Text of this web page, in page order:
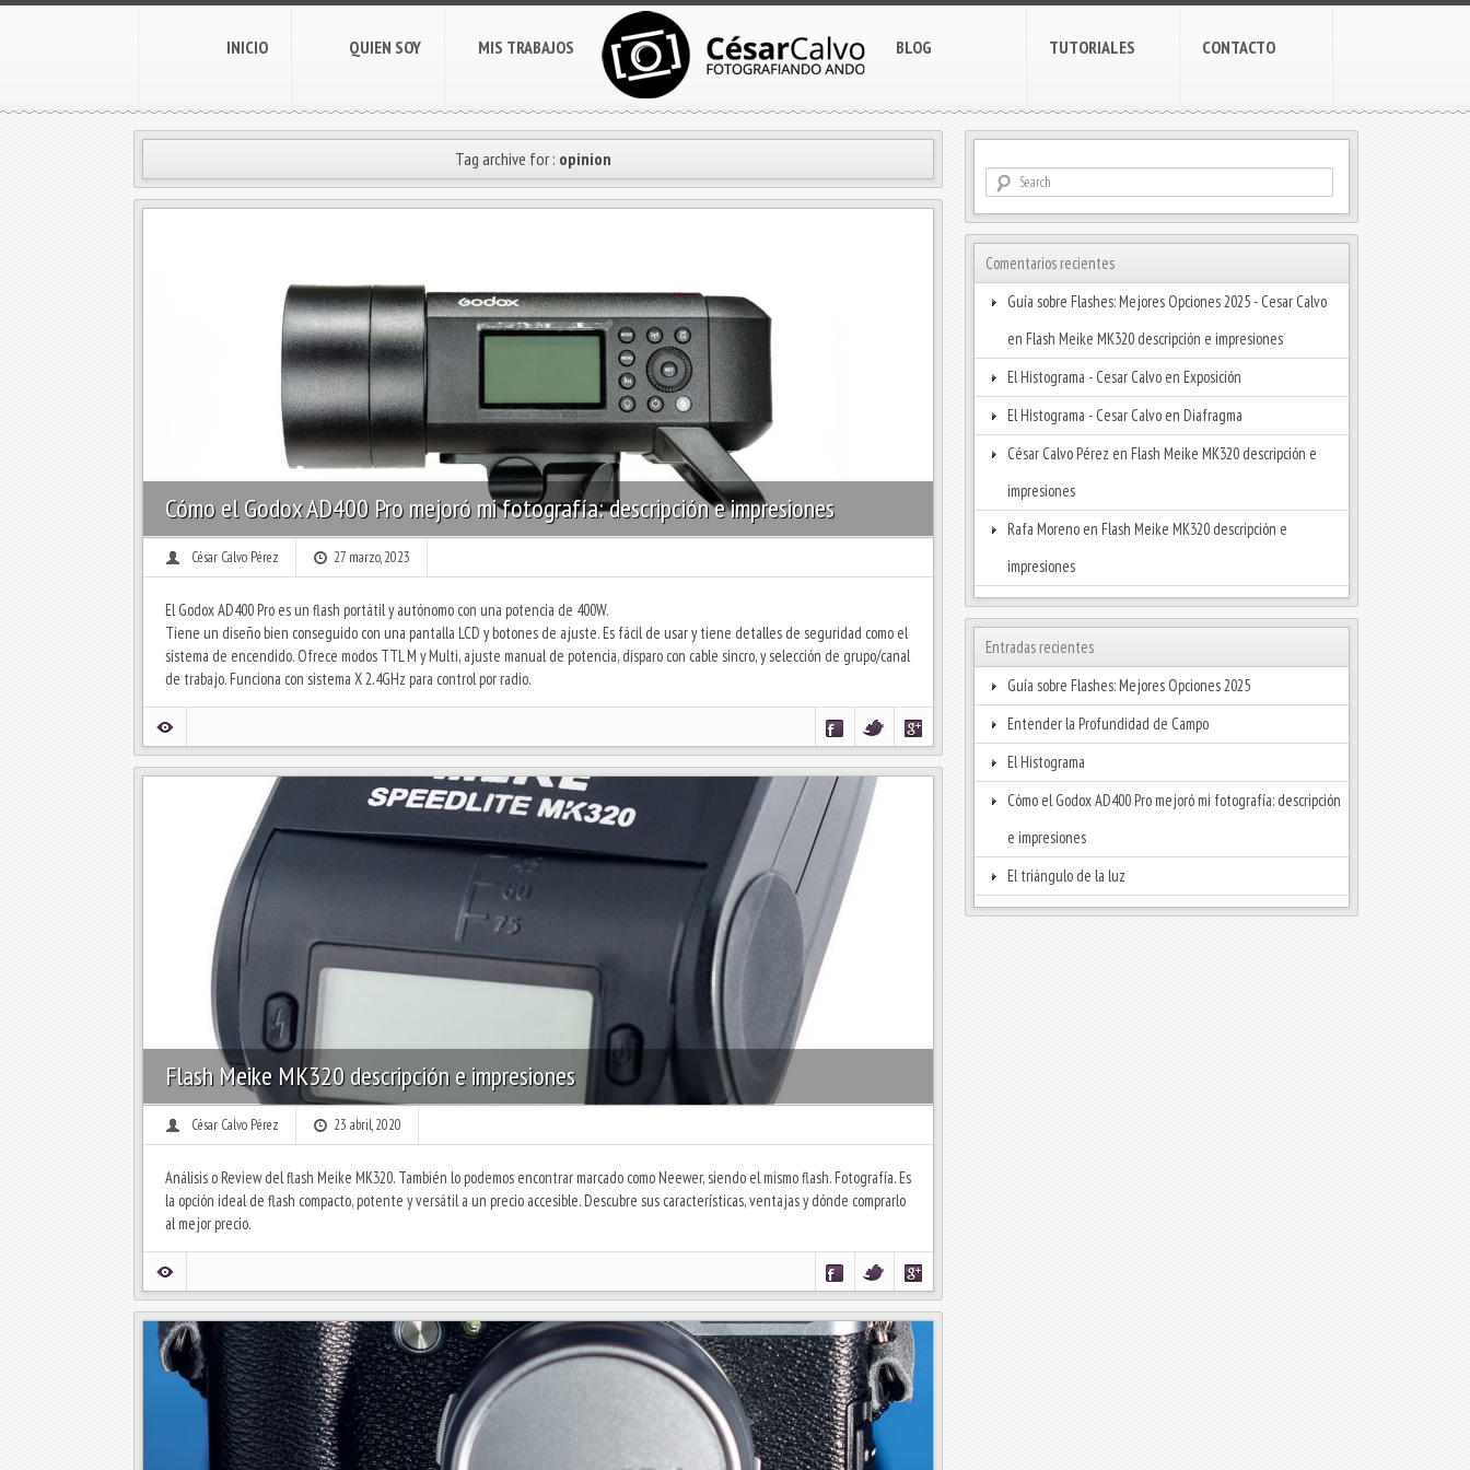
MIS TRABAJOS
QUIEN SOY
INICIO BLOG TUTORIALES CONTACTO
Tag archive for : opinion
Cómo el Godox AD400 Pro mejoró mi fotografía: descripción e impresiones
César Calvo Pérez 27 marzo, 2023
El Godox AD400 Pro es un flash portátil y autónomo con una potencia de 400W.
Tiene un diseño bien conseguido con una pantalla LCD y botones de ajuste. Es fácil de usar y tiene detalles de seguridad como el
sistema de encendido. Ofrece modos TTL M y Multi, ajuste manual de potencia, disparo con cable sincro, y selección de grupo/canal
de trabajo. Funciona con sistema X 2.4GHz para control por radio.
Flash Meike MK320 descripción e impresiones
César Calvo Pérez 23 abril, 2020
Análisis o Review del flash Meike MK320. También lo podemos encontrar marcado como Neewer, siendo el mismo flash. Fotografía. Es
la opción ideal de flash compacto, potente y versátil a un precio accesible. Descubre sus características, ventajas y dónde comprarlo
al mejor precio.
Comentarios recientes
Guía sobre Flashes: Mejores Opciones 2025 - Cesar Calvo
en Flash Meike MK320 descripción e impresiones
El Histograma - Cesar Calvo en Exposición
El Histograma - Cesar Calvo en Diafragma
César Calvo Pérez en Flash Meike MK320 descripción e
impresiones
Rafa Moreno en Flash Meike MK320 descripción e
impresiones
Entradas recientes
Guía sobre Flashes: Mejores Opciones 2025
Entender la Profundidad de Campo
El Histograma
Cómo el Godox AD400 Pro mejoró mi fotografía: descripción
e impresiones
El triángulo de la luz